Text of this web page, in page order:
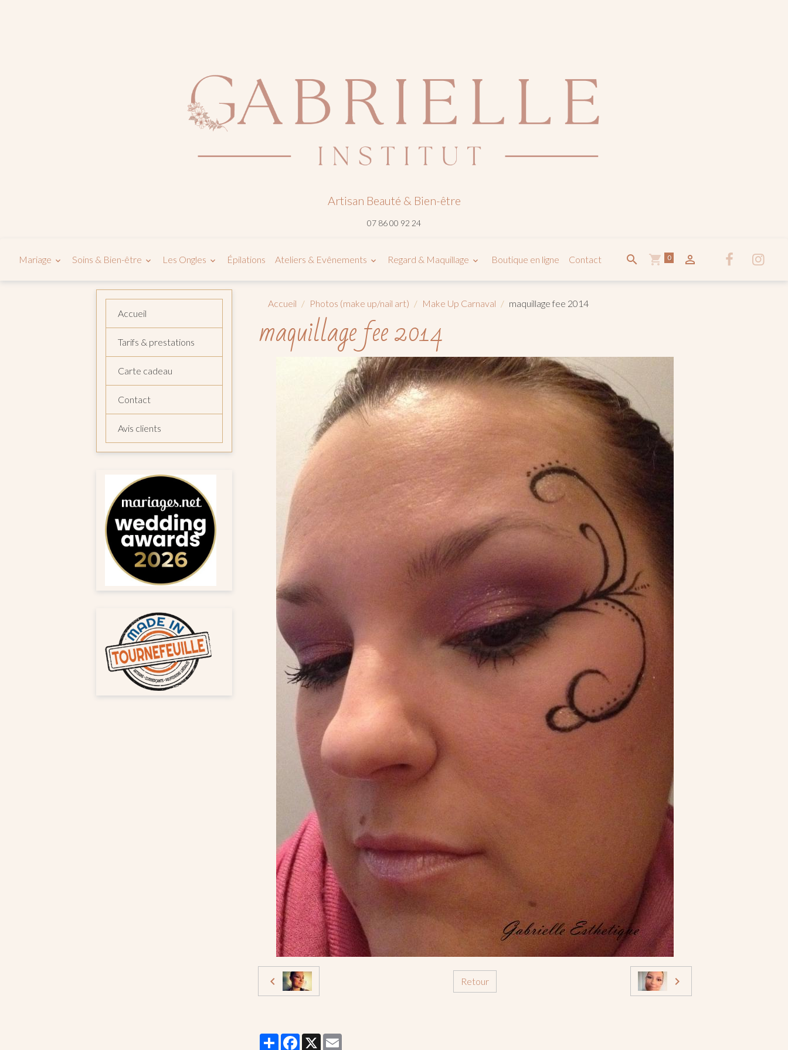
Artisan Beauté & Bien-être
07 86 00 92 24
Mariage Soins & Bien-être Les Ongles Épilations Ateliers & Evênements Regard & Maquillage Boutique en ligne Contact 0
Accueil Photos (make up/nail art) Make Up Carnaval maquillage fee 2014
maquillage fee 2014
Retour
PartagerFacebook
X Email
Accueil
Tarifs & prestations
Carte cadeau
Contact
Avis clients